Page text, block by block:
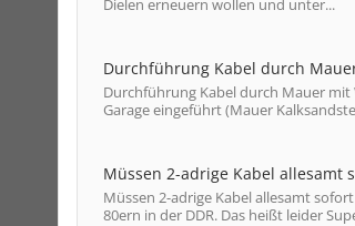
Dielen erneuern wollen und unter...
Durchführung Kabel durch
Durchführung Kabel durch Mauer
Garage eingeführt (Mauer
Müssen 2-adrige Kabel allesamt
Müssen 2-adrige Kabel allesamt
80ern in der DDR. Das heißt leider